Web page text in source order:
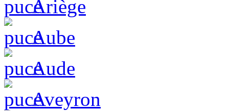
Ariège
Aube
Aude
Aveyron